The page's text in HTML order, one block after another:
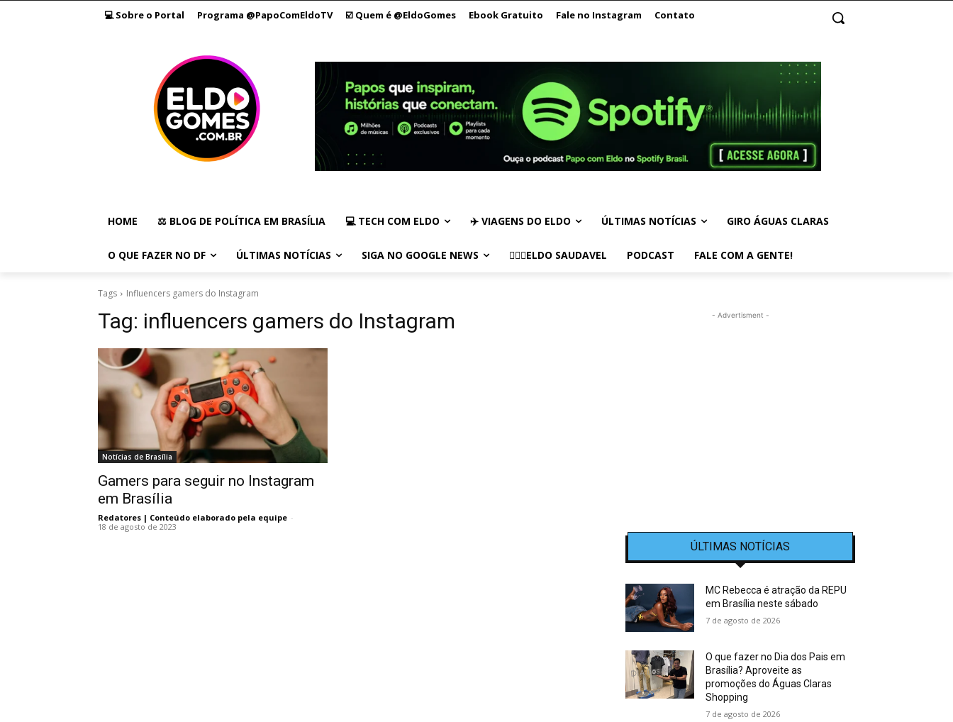
💻 Sobre o Portal Programa @PapoComEldoTV ☑️ Quem é @EldoGomes Ebook Gratuito Fale no Instagram Contato
HOME ⚖️ BLOG DE POLÍTICA EM BRASÍLIA 💻 TECH COM ELDO ✈️ VIAGENS DO ELDO ÚLTIMAS NOTÍCIAS GIRO ÁGUAS CLARAS
O QUE FAZER NO DF ÚLTIMAS NOTÍCIAS SIGA NO GOOGLE NEWS 🏃🏻‍♂️ELDO SAUDAVEL PODCAST FALE COM A GENTE!
Tags Influencers gamers do Instagram
Tag: influencers gamers do Instagram
Notícias de Brasília
Gamers para seguir no Instagram
em Brasília
Redatores | Conteúdo elaborado pela equipe -
18 de agosto de 2023
- Advertisment -
ÚLTIMAS NOTÍCIAS
MC Rebecca é atração da REPU
em Brasília neste sábado
7 de agosto de 2026
O que fazer no Dia dos Pais em
Brasília? Aproveite as
promoções do Águas Claras
Shopping
7 de agosto de 2026